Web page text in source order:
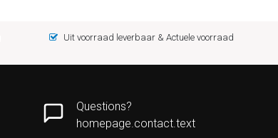
Uit voorraad leverbaar & Actuele voorraad
Questions?
homepage.contact.text